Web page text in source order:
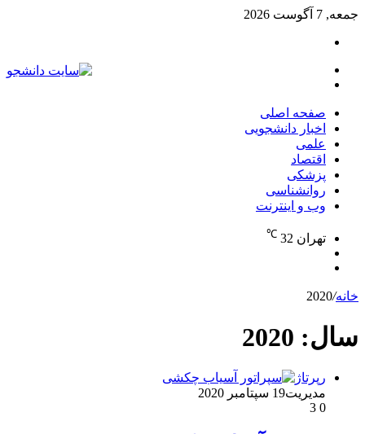
جمعه, 7 آگوست 2026
صفحه اصلی
اخبار دانشجویی
علمی
اقتصاد
پزشکی
روانشناسی
وب و اینترنت
تهران 32
℃
خانه/
2020
سال: 2020
رپرتاژ
مدیریت19 سپتامبر 2020
0